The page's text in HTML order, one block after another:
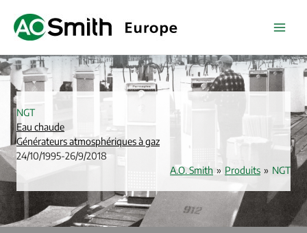
contenu
NGT
Eau chaude
Générateurs atmosphériques à gaz
24/10/1995-26/9/2018
A.O. Smith » Produits » NGT